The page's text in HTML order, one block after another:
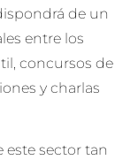
de un
entre los
concursos de
y charlas
este sector tan